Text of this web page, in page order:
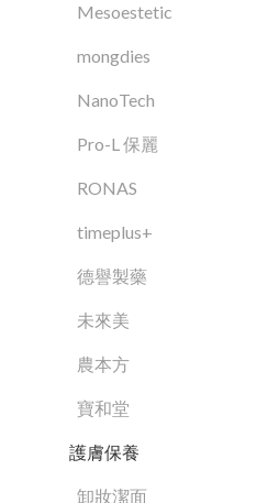
Mesoestetic
mongdies
NanoTech
Pro-L 保麗
RONAS
timeplus+
德譽製藥
未來美
農本方
寶和堂
護膚保養
卸妝潔面